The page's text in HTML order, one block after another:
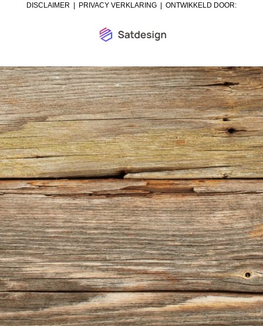
DISCLAIMER | PRIVACY VERKLARING | ONTWIKKELD DOOR: